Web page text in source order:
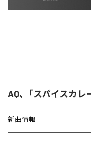
AQ、「スパイスカ
新曲情報